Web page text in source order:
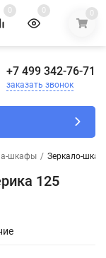
0 0 0
+7 499 342-76-71
заказать звонок
шкафы / Зеркало-
125